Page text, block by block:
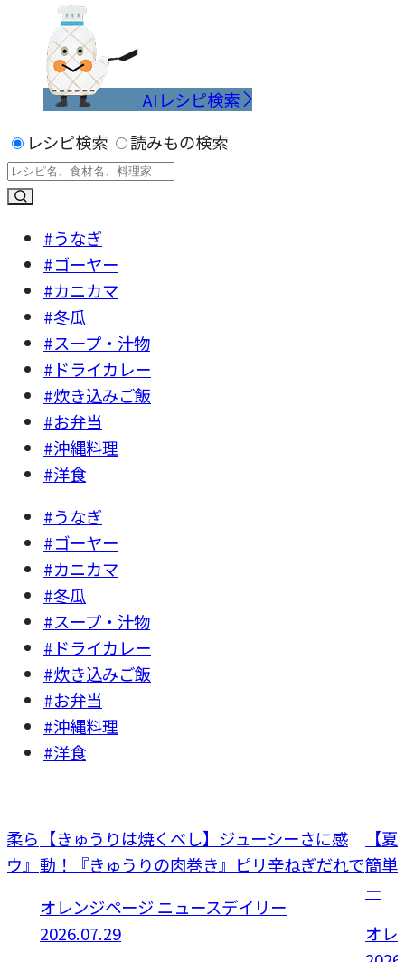
AIレシピ検索
レシピ検索
読みもの検索
#うなぎ
#ゴーヤー
#カニカマ
#冬瓜
#スープ・汁物
#ドライカレー
#炊き込みご飯
#お弁当
#沖縄料理
#洋食
#うなぎ
#ゴーヤー
#カニカマ
#冬瓜
#スープ・汁物
#ドライカレー
#炊き込みご飯
#お弁当
#沖縄料理
#洋食
感
れで
【夏休み親子クッキング】ホットプレートで
簡単、盛り上がる！自家製ビーフハンバーガ
オレンジページ ニュースデイリー
「
い
「
い